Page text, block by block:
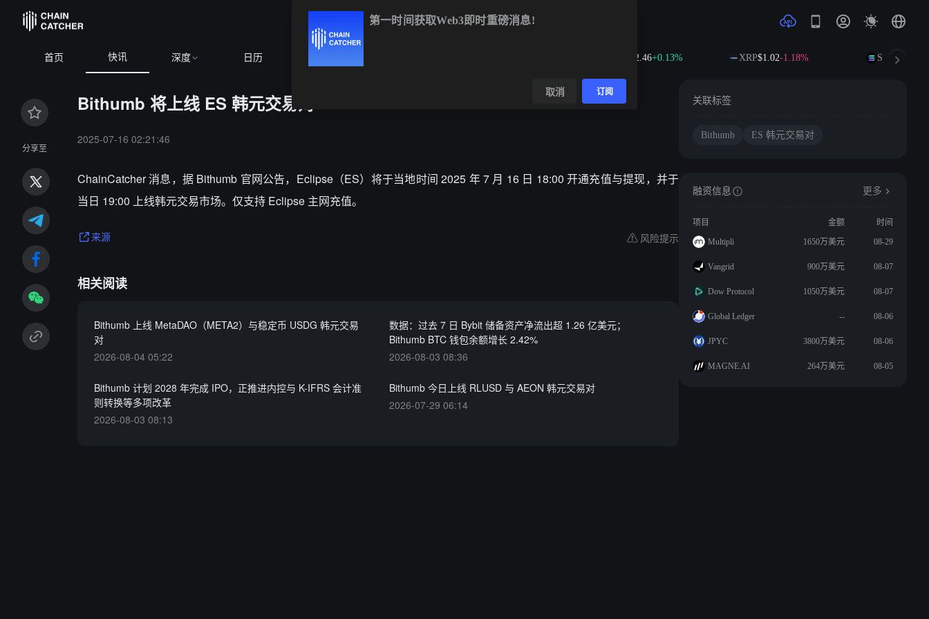
首页 快讯 深度 日历 $592.46+0.13% XRP$1.02-1.18% SOL $73.58
分享至
Bithumb 将上线 ES 韩元交易对
2025-07-16 02:21:46
ChainCatcher 消息， 据 Bithumb 官网公告， Eclipse（ES）将于当地时间2025 年7 月 16 日 18:00 开通充值与提现，并于
当日 19:00 上线韩元交易市场。仅支持 Eclipse 主网充值。
来源 风险提示
相关阅读
Bithumb 上线 MetaDAO（META2）与稳定币 USDG 韩元交易
对
2026-08-04 05:22
数据：过去 7 日 Bybit 储备资产净流出超 1.26 亿美元；
Bithumb BTC 钱包余额增长 2.42%
2026-08-03 08:36
Bithumb 计划 2028 年完成 IPO，正推进内控与 K-IFRS 会计准
则转换等多项改革
2026-08-03 08:13
Bithumb 今日上线 RLUSD 与 AEON 韩元交易对
2026-07-29 06:14
关联标签
Bithumb ES 韩元交易对
融资信息 更多
项目 金额
时间
Multipli
1650万美元 08-29
Vangrid 900万美元 08-07
Dow Protocol 1050万美元 08-07
Global Ledger -- 08-06
JPYC 3800万美元 08-06
MAGNE.AI 264万美元 08-05
第一时间获取Web3即时重磅消息!
取消 订阅